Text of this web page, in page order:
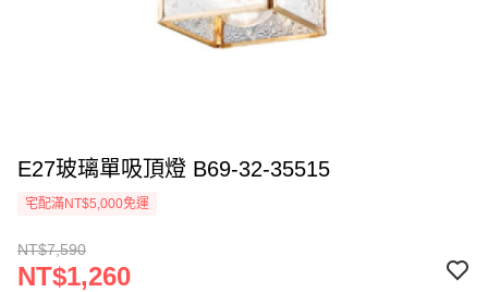
E27玻璃單吸頂燈 B69-32-35515
宅配滿NT$5,000免運
NT$7,590
NT$1,260